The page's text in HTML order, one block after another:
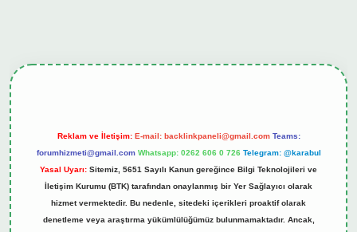
Reklam ve İletişim: E-mail: backlinkpaneli@gmail.com Teams:
forumhizmeti@gmail.com Whatsapp: 0262 606 0 726 Telegram: @karabul
Yasal Uyarı: Sitemiz, 5651 Sayılı Kanun gereğince Bilgi Teknolojileri ve
İletişim Kurumu (BTK) tarafından onaylanmış bir Yer Sağlayıcı olarak
hizmet vermektedir. Bu nedenle, sitedeki içerikleri proaktif olarak
denetleme veya araştırma yükümlülüğümüz bulunmamaktadır. Ancak,